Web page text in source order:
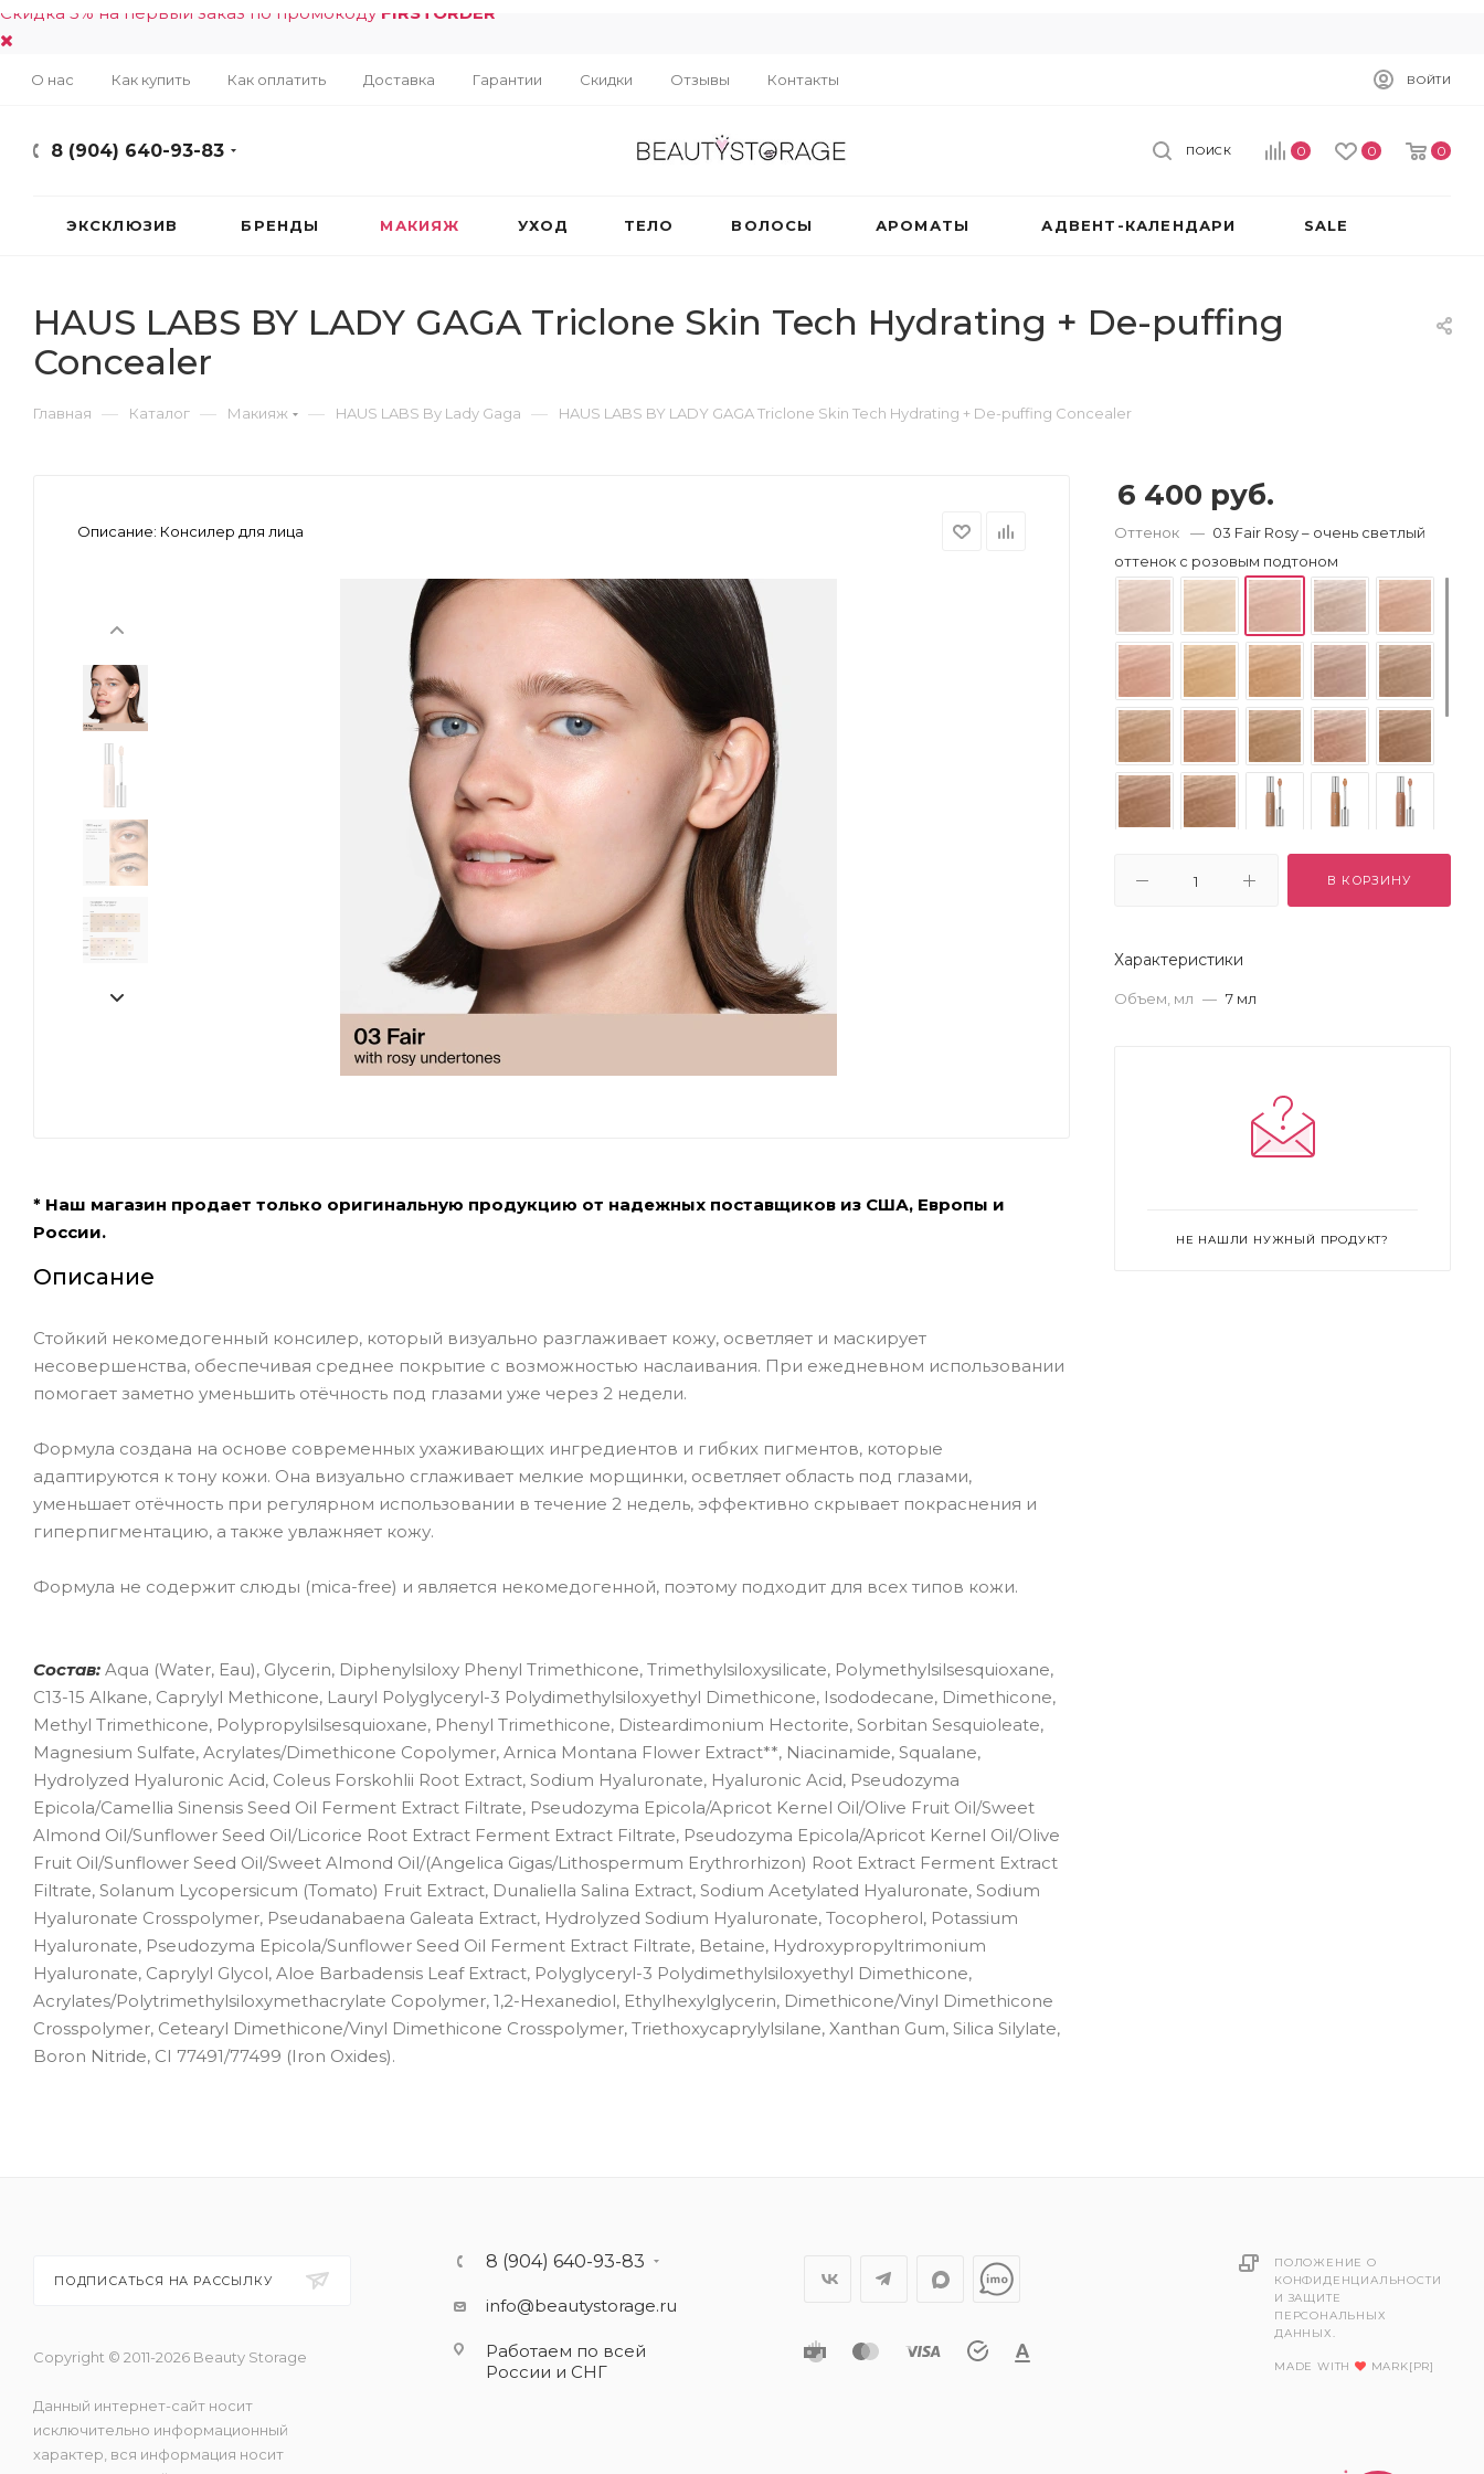
Скидка 5% на первый заказ по промокоду FIRSTORDER
О нас Как купить Как оплатить Доставка Гарантии Скидки Отзывы Контакты ВОЙТИ
8 (904) 640-93-83 0 0 0
ПОИСК
ЭКСКЛЮЗИВ БРЕНДЫ МАКИЯЖ УХОД ТЕЛО ВОЛОСЫ АРОМАТЫ АДВЕНТ-КАЛЕНДАРИ SALE
HAUS LABS BY LADY GAGA Triclone Skin Tech Hydrating + De-puffing
Concealer
Главная — Каталог — Макияж — HAUS LABS By Lady Gaga — HAUS LABS BY LADY GAGA Triclone Skin Tech Hydrating + De-puffing Concealer
Описание: Консилер для лица
* Наш магазин продает только оригинальную продукцию от надежных поставщиков из США, Европы и
России.
Описание
Стойкий некомедогенный консилер, который визуально разглаживает кожу, осветляет и маскирует
несовершенства, обеспечивая среднее покрытие с возможностью наслаивания. При ежедневном использовании
помогает заметно уменьшить отёчность под глазами уже через 2 недели.
Формула создана на основе современных ухаживающих ингредиентов и гибких пигментов, которые
адаптируются к тону кожи. Она визуально сглаживает мелкие морщинки, осветляет область под глазами,
уменьшает отёчность при регулярном использовании в течение 2 недель, эффективно скрывает покраснения и
гиперпигментацию, а также увлажняет кожу.
Формула не содержит слюды (mica-free) и является некомедогенной, поэтому подходит для всех типов кожи.
Состав: Aqua (Water, Eau), Glycerin, Diphenylsiloxy Phenyl Trimethicone, Trimethylsiloxysilicate, Polymethylsilsesquioxane,
C13-15 Alkane, Caprylyl Methicone, Lauryl Polyglyceryl-3 Polydimethylsiloxyethyl Dimethicone, Isododecane, Dimethicone,
Methyl Trimethicone, Polypropylsilsesquioxane, Phenyl Trimethicone, Disteardimonium Hectorite, Sorbitan Sesquioleate,
Magnesium Sulfate, Acrylates/Dimethicone Copolymer, Arnica Montana Flower Extract**, Niacinamide, Squalane,
Hydrolyzed Hyaluronic Acid, Coleus Forskohlii Root Extract, Sodium Hyaluronate, Hyaluronic Acid, Pseudozyma
Epicola/Camellia Sinensis Seed Oil Ferment Extract Filtrate, Pseudozyma Epicola/Apricot Kernel Oil/Olive Fruit Oil/Sweet
Almond Oil/Sunflower Seed Oil/Licorice Root Extract Ferment Extract Filtrate, Pseudozyma Epicola/Apricot Kernel Oil/Olive
Fruit Oil/Sunflower Seed Oil/Sweet Almond Oil/(Angelica Gigas/Lithospermum Erythrorhizon) Root Extract Ferment Extract
Filtrate, Solanum Lycopersicum (Tomato) Fruit Extract, Dunaliella Salina Extract, Sodium Acetylated Hyaluronate, Sodium
Hyaluronate Crosspolymer, Pseudanabaena Galeata Extract, Hydrolyzed Sodium Hyaluronate, Tocopherol, Potassium
Hyaluronate, Pseudozyma Epicola/Sunflower Seed Oil Ferment Extract Filtrate, Betaine, Hydroxypropyltrimonium
Hyaluronate, Caprylyl Glycol, Aloe Barbadensis Leaf Extract, Polyglyceryl-3 Polydimethylsiloxyethyl Dimethicone,
Acrylates/Polytrimethylsiloxymethacrylate Copolymer, 1,2-Hexanediol, Ethylhexylglycerin, Dimethicone/Vinyl Dimethicone
Crosspolymer, Cetearyl Dimethicone/Vinyl Dimethicone Crosspolymer, Triethoxycaprylylsilane, Xanthan Gum, Silica Silylate,
Boron Nitride, CI 77491/77499 (Iron Oxides).
6 400 руб.
Оттенок — 03 Fair Rosy – очень светлый
оттенок с розовым подтоном
В КОРЗИНУ
Характеристики
Объем, мл — 7 мл
НЕ НАШЛИ НУЖНЫЙ ПРОДУКТ?
ПОДПИСАТЬСЯ НА РАССЫЛКУ
Copyright © 2011-2026 Beauty Storage
Данный интернет-сайт носит
исключительно информационный
характер, вся информация носит
8 (904) 640-93-83
info@beautystorage.ru
Работаем по всей
России и СНГ
ПОЛОЖЕНИЕ О
КОНФИДЕНЦИАЛЬНОСТИ
И ЗАЩИТЕ
ПЕРСОНАЛЬНЫХ
ДАННЫХ.
MADE WITH MARK[PR]